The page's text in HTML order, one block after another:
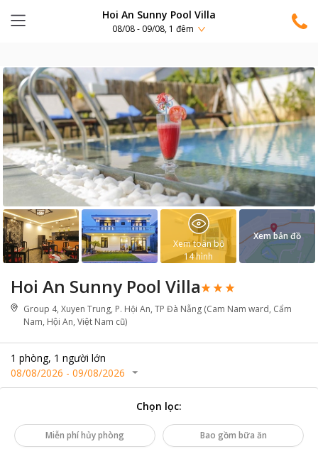
Hoi An Sunny Pool Villa
08/08 - 09/08, 1 đêm
Hoi An Sunny Pool Villa
Group 4, Xuyen Trung, P. Hội An, TP Đà Nẵng (Cam Nam ward, Cẩm
Nam, Hội An, Việt Nam cũ)
1 phòng, 1 người lớn
08/08/2026 - 09/08/2026
Xem toàn bộ
14hình
Xem bản đồ
Chọn lọc:
Miễn phí hủy phòng Bao gồm bữa ăn